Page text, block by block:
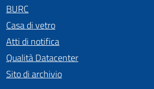
BURC
Casa di vetro
Atti di notifica
Qualità Datacenter
Sito di archivio